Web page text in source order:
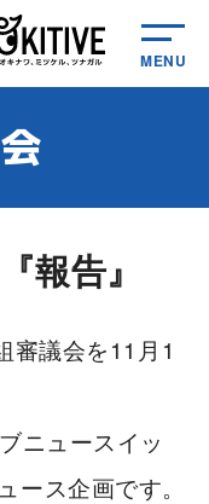
MENU
報告』
審議会を11月1
ニュースイッ
ース企画です。